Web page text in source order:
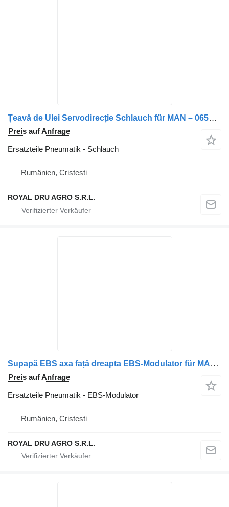
Țeavă de Ulei Servodirecție Schlauch für MAN – 06541312201 / 06540942007 LKW
Preis auf Anfrage
Ersatzteile Pneumatik - Schlauch
Rumänien, Cristesti
ROYAL DRU AGRO S.R.L.
Supapă EBS axa față dreapta EBS-Modulator für MAN 8152106/6047 LKW
Preis auf Anfrage
Ersatzteile Pneumatik - EBS-Modulator
Rumänien, Cristesti
ROYAL DRU AGRO S.R.L.